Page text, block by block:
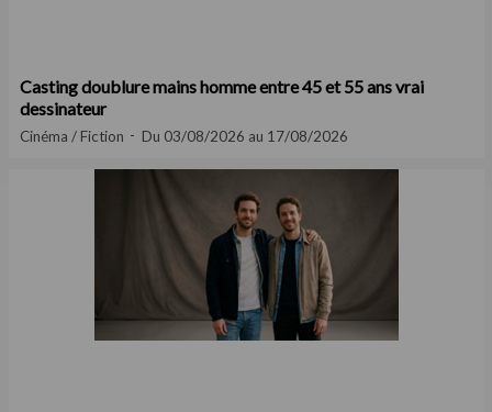
Casting doublure mains homme entre 45 et 55 ans vrai
dessinateur
Cinéma / Fiction Du 03/08/2026 au 17/08/2026